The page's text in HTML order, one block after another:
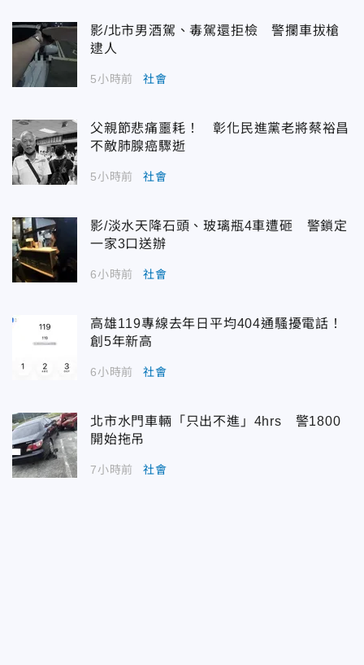
影/北市男酒駕、毒駕還拒檢 警攔車拔槍
逮人
5小時前 社會
父親節悲痛噩耗！ 彰化民進黨老將蔡裕昌
不敵肺腺癌驟逝
5小時前 社會
影/淡水天降石頭、玻璃瓶4車遭砸 警鎖定
一家3口送辦
6小時前 社會
高雄119專線去年日平均404通騷擾電話！
創5年新高
6小時前 社會
北市水門車輛「只出不進」4hrs 警1800
開始拖吊
7小時前 社會